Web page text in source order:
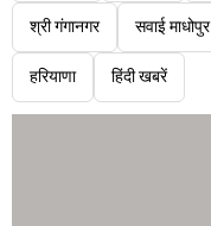
श्री गंगानगर सवाई माधोपुर
हरियाणा हिंदी खबरें